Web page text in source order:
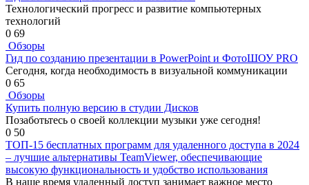
Технологический прогресс и развитие компьютерных
технологий
0 69
Обзоры
Гид по созданию презентации в PowerPoint и ФотоШОУ PRO
Сегодня, когда необходимость в визуальной коммуникации
0 65
Обзоры
Купить полную версию в студии Дисков
Позаботьтесь о своей коллекции музыки уже сегодня!
0 50
ТОП-15 бесплатных программ для удаленного доступа в 2024
– лучшие альтернативы TeamViewer, обеспечивающие
высокую функциональность и удобство использования
В наше время удаленный доступ занимает важное место